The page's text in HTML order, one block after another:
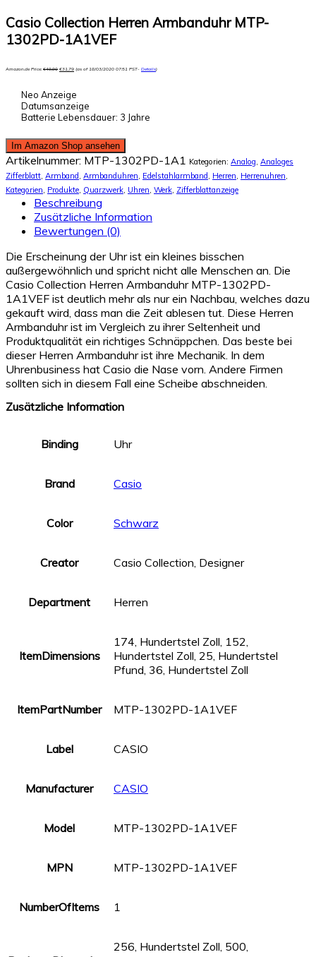
Casio Collection Herren Armbanduhr MTP-
1302PD-1A1VEF
Amazon.de Price:€49,90 €31,79 (as of 18/03/2020 07:51 PST- Details)
Neo Anzeige
Datumsanzeige
Batterie Lebensdauer: 3 Jahre
Im Amazon Shop ansehen
Artikelnummer: MTP-1302PD-1A1 Kategorien: Analog, Analoges
Zifferblatt, Armband , Armbanduhren, Edelstahlarmband , Herren, Herrenuhren,
Kategorien, Produkte, Quarzwerk, Uhren, Werk, Zifferblattanzeige
Beschreibung
Zusätzliche Information
Bewertungen (0)
Die Erscheinung der Uhr ist ein kleines bisschen
außergewöhnlich und spricht nicht alle Menschen an. Die
Casio Collection Herren Armbanduhr MTP-1302PD-
1A1VEF ist deutlich mehr als nur ein Nachbau, welches dazu
gekauft wird, dass man die Zeit ablesen tut. Diese Herren
Armbanduhr ist im Vergleich zu ihrer Seltenheit und
Produktqualität ein richtiges Schnäppchen. Das beste bei
dieser Herren Armbanduhr ist ihre Mechanik. In dem
Uhrenbusiness hat Casio die Nase vorn. Andere Firmen
sollten sich in diesem Fall eine Scheibe abschneiden.
Zusätzliche Information
Binding Uhr
Brand Casio
Color Schwarz
Creator Casio Collection, Designer
Department Herren
ItemDimensions
174, Hundertstel Zoll, 152,
Hundertstel Zoll, 25, Hundertstel
Pfund, 36, Hundertstel Zoll
ItemPartNumber MTP-1302PD-1A1VEF
Label CASIO
Manufacturer CASIO
Model MTP-1302PD-1A1VEF
MPN MTP-1302PD-1A1VEF
NumberOfItems 1
256, Hundertstel Zoll, 500,